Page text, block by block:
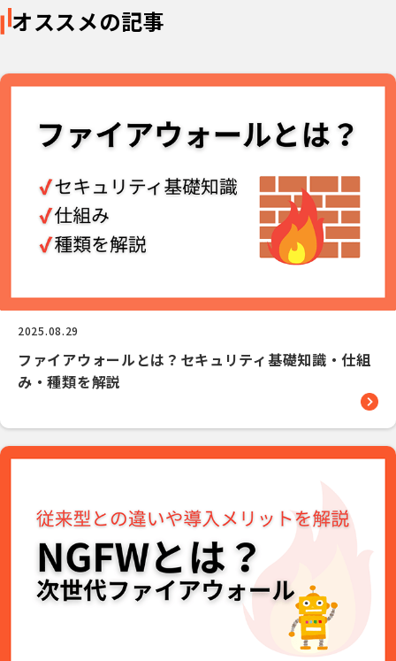
オススメの記事
2025.08.29
ファイアウォールとは？セキュリティ基礎知識・仕組
み・種類を解説